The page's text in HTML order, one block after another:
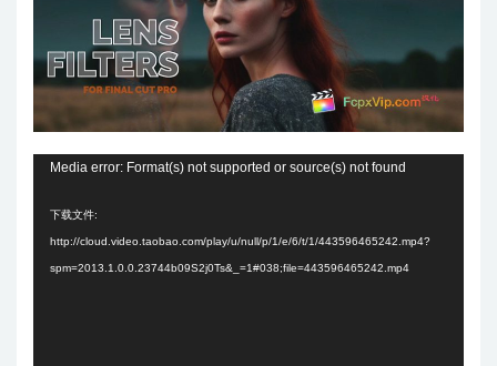
Media error: Format(s) not supported or source(s) not found
下载文件:
http://cloud.video.taobao.com/play/u/null/p/1/e/6/t/1/443596465242.mp4?
spm=2013.1.0.0.23744b09S2j0Ts&_=1#038;file=443596465242.mp4